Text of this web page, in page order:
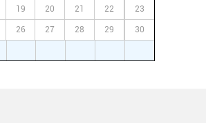
19 20 21 22 23
26 27 28 29 30